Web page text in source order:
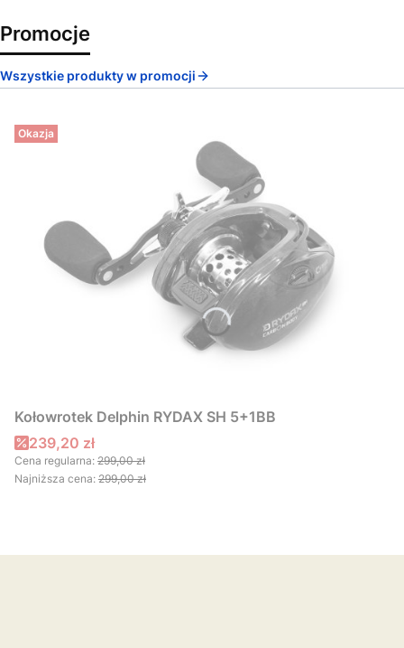
Promocje
Wszystkie produkty w promocji
Okazja
Kołowrotek Delphin RYDAX SH 5+1BB
Cena promocyjna
239,20 zł
Cena regularna: 299,00 zł
Najniższa cena: 299,00 zł